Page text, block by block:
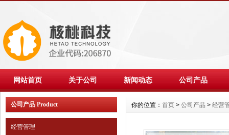
网站首页 关于公司 新闻动态 公司产品
公司产品 Product
经营管理
你的位置： 首页 > 公司产品 > 经营